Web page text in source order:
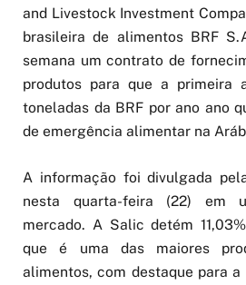
and Livestock Investment
brasileira de alimentos BRF
semana um contrato de
produtos para que a primeira
toneladas da BRF por ano ano
de emergência alimentar na
A informação foi divulgada
nesta quarta-feira (22) em
mercado. A Salic detém
que é uma das maiores
alimentos, com destaque para